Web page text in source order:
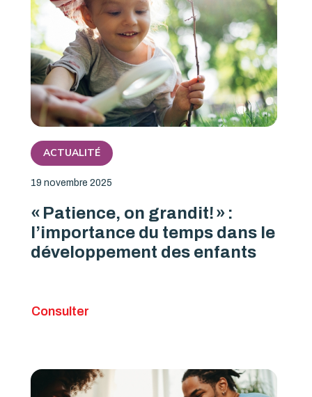
ACTUALITÉ
19 novembre 2025
« Patience, on grandit! » :
l’importance du temps dans le
développement des enfants
Consulter